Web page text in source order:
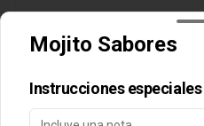
Mojito Sabores
Instrucciones especiales